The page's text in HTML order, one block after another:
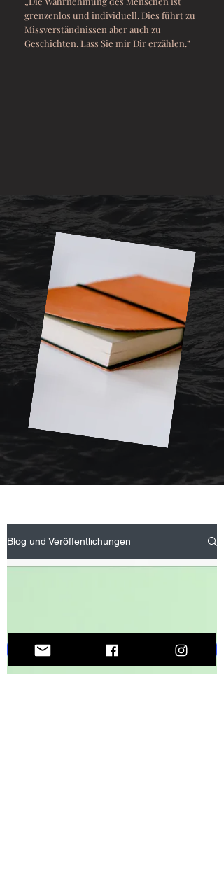
grenzenlos und individuell. Dies führt zu
Missverständnissen aber auch zu
Geschichten. Lass Sie mir Dir erzählen.“
Blog und Veröffentlichungen